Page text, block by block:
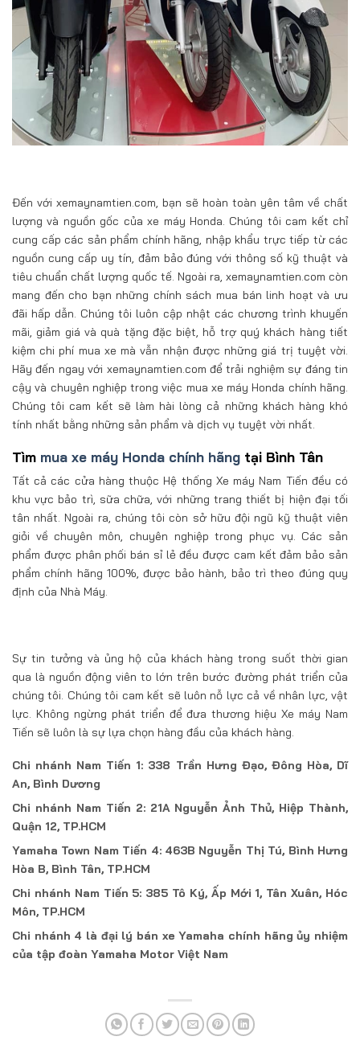
Đến với xemaynamtien.com, bạn sẽ hoàn toàn yên tâm về chất
lượng và nguồn gốc của xe máy Honda. Chúng tôi cam kết chỉ
cung cấp các sản phẩm chính hãng, nhập khẩu trực tiếp từ các
nguồn cung cấp uy tín, đảm bảo đúng với thông số kỹ thuật và
tiêu chuẩn chất lượng quốc tế. Ngoài ra, xemaynamtien.com còn
mang đến cho bạn những chính sách mua bán linh hoạt và ưu
đãi hấp dẫn. Chúng tôi luôn cập nhật các chương trình khuyến
mãi, giảm giá và quà tặng đặc biệt, hỗ trợ quý khách hàng tiết
kiệm chi phí mua xe mà vẫn nhận được những giá trị tuyệt vời.
Hãy đến ngay với xemaynamtien.com để trải nghiệm sự đáng tin
cậy và chuyên nghiệp trong việc mua xe máy Honda chính hãng.
Chúng tôi cam kết sẽ làm hài lòng cả những khách hàng khó
tính nhất bằng những sản phẩm và dịch vụ tuyệt vời nhất.
Tìm mua xe máy Honda chính hãng tại Bình Tân
Tất cả các cửa hàng thuộc Hệ thống Xe máy Nam Tiến đều có
khu vực bảo trì, sữa chữa, với những trang thiết bị hiện đại tối
tân nhất. Ngoài ra, chúng tôi còn sở hữu đội ngũ kỹ thuật viên
giỏi về chuyên môn, chuyên nghiệp trong phục vụ. Các sản
phẩm được phân phối bán sỉ lẻ đều được cam kết đảm bảo sản
phẩm chính hãng 100%, được bảo hành, bảo trì theo đúng quy
định của Nhà Máy.
Sự tin tưởng và ủng hộ của khách hàng trong suốt thời gian
qua là nguồn động viên to lớn trên bước đường phát triển của
chúng tôi. Chúng tôi cam kết sẽ luôn nỗ lực cả về nhân lực, vật
lực. Không ngừng phát triển để đưa thương hiệu Xe máy Nam
Tiến sẽ luôn là sự lựa chọn hàng đầu của khách hàng.
Chi nhánh Nam Tiến 1: 338 Trần Hưng Đạo, Đông Hòa, Dĩ
An, Bình Dương
Chi nhánh Nam Tiến 2: 21A Nguyễn Ảnh Thủ, Hiệp Thành,
Quận 12, TP.HCM
Yamaha Town Nam Tiến 4: 463B Nguyễn Thị Tú, Bình Hưng
Hòa B, Bình Tân, TP.HCM
Chi nhánh Nam Tiến 5: 385 Tô Ký, Ấp Mới 1, Tân Xuân, Hóc
Môn, TP.HCM
Chi nhánh 4 là đại lý bán xe Yamaha chính hãng ủy nhiệm
của tập đoàn Yamaha Motor Việt Nam